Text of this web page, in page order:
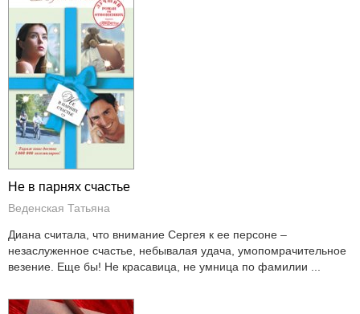
Не в парнях счастье
Веденская Татьяна
Диана считала, что внимание Сергея к ее персоне –
незаслуженное счастье, небывалая удача, умопомрачительное
везение. Еще бы! Не красавица, не умница по фамилии ...